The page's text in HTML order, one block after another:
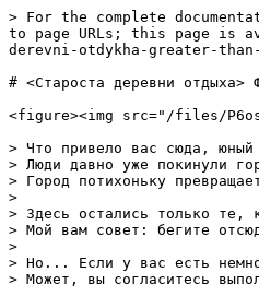
> For the complete
to page URLs; this page is
derevni-otdykha-greater-
# <Староста деревни отдыха>
<figure><img src="/files/
> Что привело вас сюда, юный
> Люди давно уже покинули
> Город потихоньку
>
> Здесь остались только те,
> Мой вам совет: бегите
>
> Но... Если у вас есть
> Может, вы согласитесь